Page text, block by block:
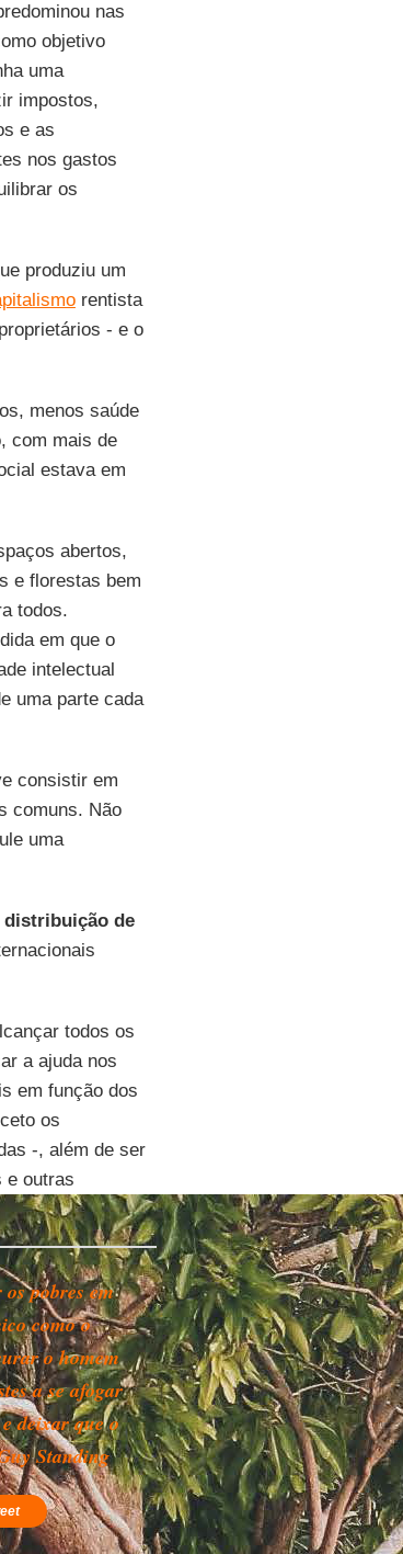
nas
objetivo
uma
impostos,
e as
nos gastos
os
produziu um
rentista
- e o
menos saúde
com mais de
estava em
abertos,
e florestas bem
todos.
em que o
intelectual
uma parte cada
consistir em
comuns. Não
uma
distribuição de
todos os
a ajuda nos
em função dos
os
-, além de ser
e outras
pobres em
como o
o homem
a se afogar
deixar que o
Standing